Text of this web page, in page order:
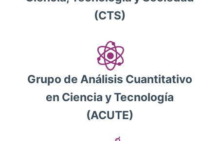
(CTS)
Grupo de Análisis Cuantitativo
en Ciencia y Tecnología
(ACUTE)